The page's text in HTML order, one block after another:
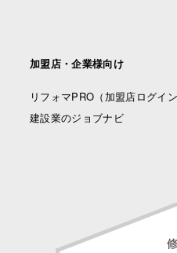
加盟店・企業様向け
リフォマPRO （加盟店ログイ
建設業のジョブナビ